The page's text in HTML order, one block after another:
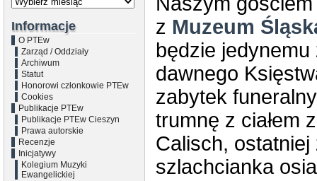
Informacje
O PTEw
Zarząd / Oddziały
Archiwum
Statut
Honorowi członkowie PTEw
Cookies
Publikacje PTEw
Publikacje PTEw Cieszyn
Prawa autorskie
Recenzje
Inicjatywy
Kolegium Muzyki
Ewangelickiej
z Muzeum
będzie
dawnego
zabytek
trumnę z ciałem
Calisch,
szlachcianka